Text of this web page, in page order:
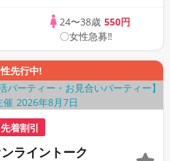
24〜38歳 550円
〇女性急募‼
先行中!
先着割引
ライントーク